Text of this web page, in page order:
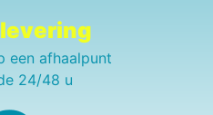
een afhaalpunt
24/48 u